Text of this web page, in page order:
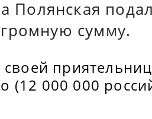
Полянская
сумму.
(12 000 000